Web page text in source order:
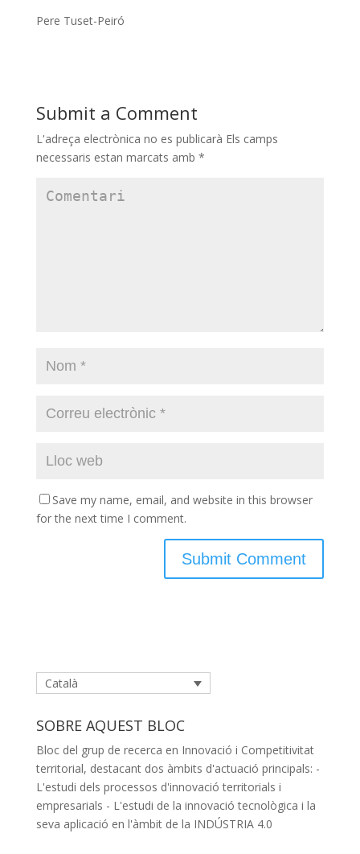
Pere Tuset-Peiró
Submit a Comment
L'adreça electrònica no es publicarà Els camps
necessaris estan marcats amb *
Save my name, email, and website in this browser
for the next time I comment.
Català
SOBRE AQUEST BLOC
Bloc del grup de recerca en Innovació i Competitivitat
territorial, destacant dos àmbits d'actuació principals: -
L'estudi dels processos d'innovació territorials i
empresarials - L'estudi de la innovació tecnològica i la
seva aplicació en l'àmbit de la INDÚSTRIA 4.0